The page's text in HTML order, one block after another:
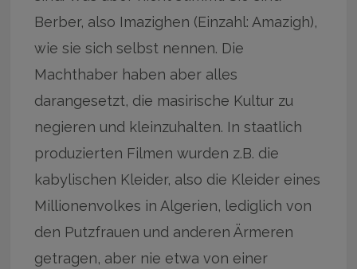
Berber, also Imazighen (Einzahl: Amazigh),
wie sie sich selbst nennen. Die
Machthaber haben aber alles
darangesetzt, die masirische Kultur zu
negieren und kleinzuhalten. In staatlich
produzierten Filmen wurden z.B. die
kabylischen Kleider, also die Kleider eines
Millionenvolkes in Algerien, lediglich von
den Putzfrauen und anderen Ärmeren
getragen, aber nie etwa von einer